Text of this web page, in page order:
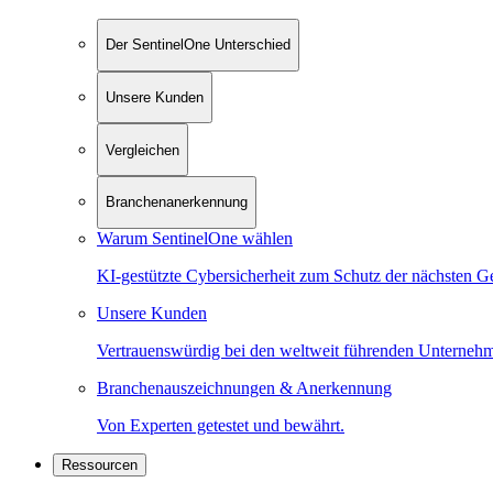
Der SentinelOne Unterschied
Unsere Kunden
Vergleichen
Branchenanerkennung
Warum SentinelOne wählen
KI-gestützte Cybersicherheit zum Schutz der nächsten
Unsere Kunden
Vertrauenswürdig bei den weltweit führenden
Branchenauszeichnungen & Anerkennung
Von Experten getestet und bewährt.
Ressourcen